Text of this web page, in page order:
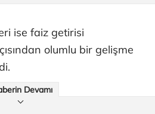
ise faiz getirisi
olumlu bir gelişme
Devamı